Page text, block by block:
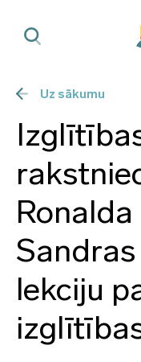
Uz sākumu
lekciju